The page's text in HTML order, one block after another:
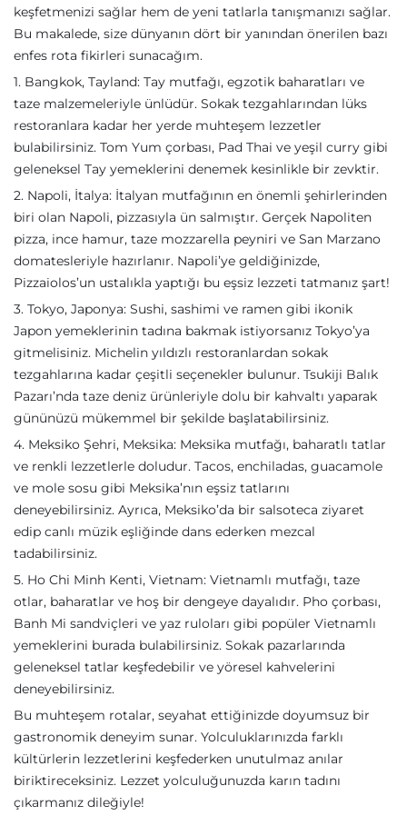
keşfetmenizi sağlar hem de yeni tatlarla tanışmanızı sağlar.
Bu makalede, size dünyanın dört bir yanından önerilen bazı
enfes rota fikirleri sunacağım.
1. Bangkok, Tayland: Tay mutfağı, egzotik baharatları ve
taze malzemeleriyle ünlüdür. Sokak tezgahlarından lüks
restoranlara kadar her yerde muhteşem lezzetler
bulabilirsiniz. Tom Yum çorbası, Pad Thai ve yeşil curry gibi
geleneksel Tay yemeklerini denemek kesinlikle bir zevktir.
2. Napoli, İtalya: İtalyan mutfağının en önemli şehirlerinden
biri olan Napoli, pizzasıyla ün salmıştır. Gerçek Napoliten
pizza, ince hamur, taze mozzarella peyniri ve San Marzano
domatesleriyle hazırlanır. Napoli’ye geldiğinizde,
Pizzaiolos’un ustalıkla yaptığı bu eşsiz lezzeti tatmanız şart!
3. Tokyo, Japonya: Sushi, sashimi ve ramen gibi ikonik
Japon yemeklerinin tadına bakmak istiyorsanız Tokyo’ya
gitmelisiniz. Michelin yıldızlı restoranlardan sokak
tezgahlarına kadar çeşitli seçenekler bulunur. Tsukiji Balık
Pazarı’nda taze deniz ürünleriyle dolu bir kahvaltı yaparak
gününüzü mükemmel bir şekilde başlatabilirsiniz.
4. Meksiko Şehri, Meksika: Meksika mutfağı, baharatlı tatlar
ve renkli lezzetlerle doludur. Tacos, enchiladas, guacamole
ve mole sosu gibi Meksika’nın eşsiz tatlarını
deneyebilirsiniz. Ayrıca, Meksiko’da bir salsoteca ziyaret
edip canlı müzik eşliğinde dans ederken mezcal
tadabilirsiniz.
5. Ho Chi Minh Kenti, Vietnam: Vietnamlı mutfağı, taze
otlar, baharatlar ve hoş bir dengeye dayalıdır. Pho çorbası,
Banh Mi sandviçleri ve yaz ruloları gibi popüler Vietnamlı
yemeklerini burada bulabilirsiniz. Sokak pazarlarında
geleneksel tatlar keşfedebilir ve yöresel kahvelerini
deneyebilirsiniz.
Bu muhteşem rotalar, seyahat ettiğinizde doyumsuz bir
gastronomik deneyim sunar. Yolculuklarınızda farklı
kültürlerin lezzetlerini keşfederken unutulmaz anılar
biriktireceksiniz. Lezzet yolculuğunuzda karın tadını
çıkarmanız dileğiyle!